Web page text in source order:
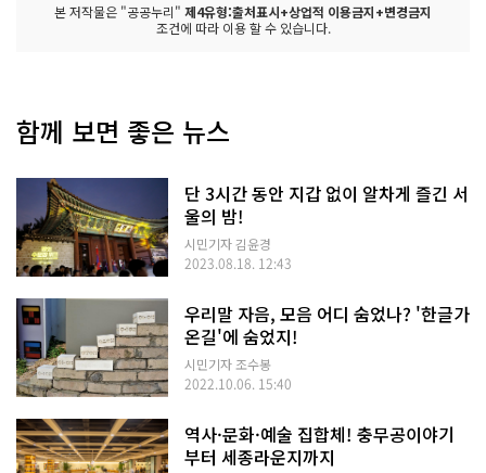
본 저작물은 "공공누리" 제4유형:출처표시+상업적 이용금지+변경금지
조건에 따라 이용 할 수 있습니다.
함께 보면 좋은 뉴스
단 3시간 동안 지갑 없이 알차게 즐긴 서
울의 밤!
시민기자 김윤경
2023.08.18. 12:43
우리말 자음, 모음 어디 숨었나? '한글가
온길'에 숨었지!
시민기자 조수봉
2022.10.06. 15:40
역사·문화·예술 집합체! 충무공이야기
부터 세종라운지까지